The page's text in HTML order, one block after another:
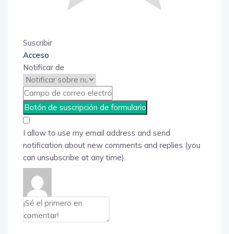
Suscribir
Acceso
Notificar de
I allow to use my email address and send
notification about new comments and replies (you
can unsubscribe at any time).